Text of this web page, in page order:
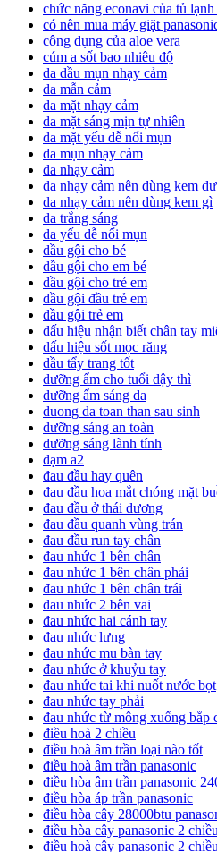
chức năng econavi của tủ lạnh
có nên mua máy giặt
công dụng của aloe vera
cúm a sốt bao nhiêu độ
da dầu mụn nhạy cảm
da mẫn cảm
da mặt nhạy cảm
da mặt sáng mịn tự nhiên
da mặt yếu dễ nổi mụn
da mụn nhạy cảm
da nhạy cảm
da nhạy cảm nên dùng kem
da nhạy cảm nên dùng kem gì
da trắng sáng
da yếu dễ nổi mụn
dầu gội cho bé
dầu gội cho em bé
dầu gội cho trẻ em
dầu gội đầu trẻ em
dầu gội trẻ em
dấu hiệu nhận biết chân tay
dấu hiệu sốt mọc răng
dầu tẩy trang tốt
dưỡng ẩm cho tuổi dậy thì
dưỡng ẩm sáng da
duong da toan than sau sinh
dưỡng sáng an toàn
dưỡng sáng lành tính
đạm a2
đau đầu hay quên
đau đầu hoa mắt chóng mặt
đau đầu ở thái dương
đau đầu quanh vùng trán
đau đầu run tay chân
đau nhức 1 bên chân
đau nhức 1 bên chân phải
đau nhức 1 bên chân trái
đau nhức 2 bên vai
đau nhức hai cánh tay
đau nhức lưng
đau nhức mu bàn tay
đau nhức ở khuỷu tay
đau nhức tai khi nuốt nước bọt
đau nhức tay phải
đau nhức từ mông xuống bắp
điều hoà 2 chiều
điều hoà âm trần loại nào tốt
điều hoà âm trần panasonic
điều hòa âm trần panasonic
điều hòa áp trần panasonic
điều hòa cây 28000btu
điều hòa cây panasonic 2
điều hoà cây panasonic 2